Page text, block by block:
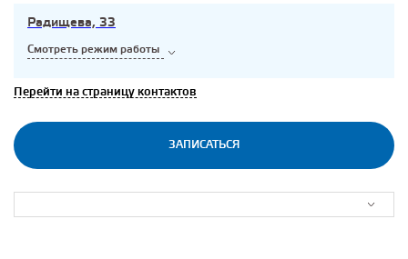
Радищева, 33
Смотреть режим работы
Перейти на страницу контактов
ЗАПИСАТЬСЯ